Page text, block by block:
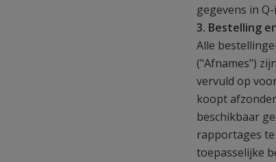
gegevens in
3. Bestelling
Alle
("Afnames")
vervuld op
koopt
beschikbaar
rapportages
toepasselijke